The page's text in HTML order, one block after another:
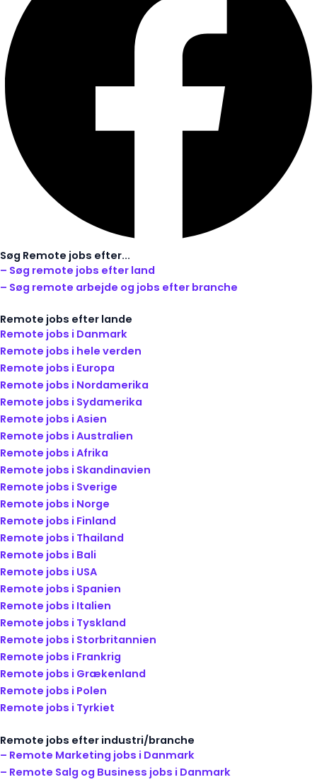
Søg Remote jobs efter...
– Søg remote jobs efter land
– Søg remote arbejde og jobs efter branche
Remote jobs efter lande
Remote jobs i Danmark
Remote jobs i hele verden
Remote jobs i Europa
Remote jobs i Nordamerika
Remote jobs i Sydamerika
Remote jobs i Asien
Remote jobs i Australien
Remote jobs i Afrika
Remote jobs i Skandinavien
Remote jobs i Sverige
Remote jobs i Norge
Remote jobs i Finland
Remote jobs i Thailand
Remote jobs i Bali
Remote jobs i USA
Remote jobs i Spanien
Remote jobs i Italien
Remote jobs i Tyskland
Remote jobs i Storbritannien
Remote jobs i Frankrig
Remote jobs i Grækenland
Remote jobs i Polen
Remote jobs i Tyrkiet
Remote jobs efter industri/branche
– Remote Marketing jobs i Danmark
– Remote Salg og Business jobs i Danmark